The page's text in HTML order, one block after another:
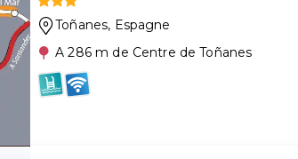
Toñanes, Espagne
A 286 m de Centre de Toñanes